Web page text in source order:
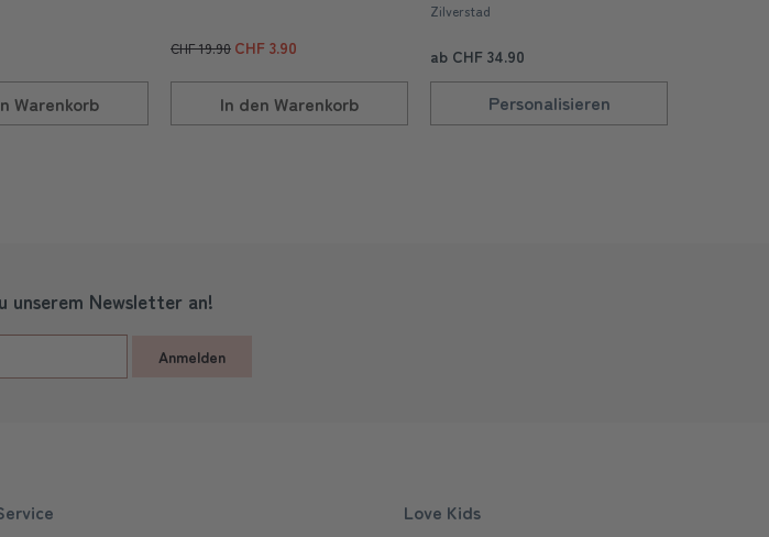
Warenkorb
CHF 19.90 CHF 3.90
In den Warenkorb
Zilverstad
ab CHF 34.90
Personalisieren
unserem Newsletter an!
Anmelden
Love Kids